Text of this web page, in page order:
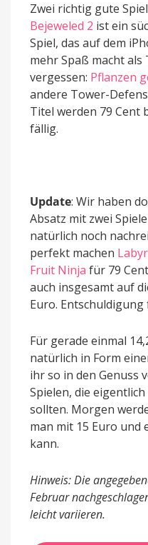
Zwei richtig gute
Bejeweled 2 ist ein
Spiel, das auf dem
mehr Spaß macht als
vergessen: Pflanzen
andere Tower-
Titel werden 79 Cent
fällig.
Update: Wir haben
Absatz mit zwei
natürlich noch
perfekt machen
Fruit Ninja für 79
auch insgesamt auf
Euro.
Für gerade einmal
natürlich in Form
ihr so in den Genuss
Spielen, die
sollten. Morgen
man mit 15 Euro und
kann.
Hinweis: Die
Februar
leicht variieren.